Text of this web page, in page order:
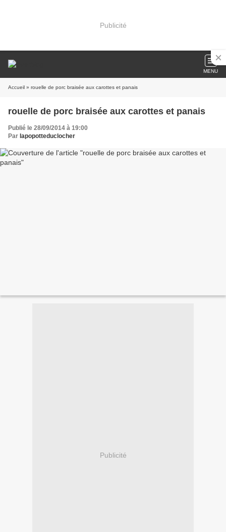
Publicité
MENU
Accueil » rouelle de porc braisée aux carottes et panais
rouelle de porc braisée aux carottes et panais
Publié le 28/09/2014 à 19:00
Par lapopotteduclocher
Publicité